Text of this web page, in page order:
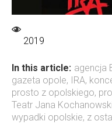
2019
In this article: agencja
gazeta opole, IRA,
prosto z opolskiego,
Teatr Jana
wypadki opolskie, z